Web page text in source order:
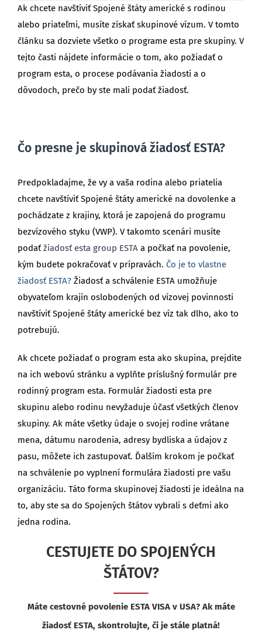
Ak chcete navštíviť Spojené štáty americké s rodinou
alebo priateľmi, musíte získať skupinové vízum. V tomto
článku sa dozviete všetko o programe esta pre skupiny. V
tejto časti nájdete informácie o tom, ako požiadať o
program esta, o procese podávania žiadostí a o
dôvodoch, prečo by ste mali podať žiadosť.
Čo presne je skupinová žiadosť ESTA?
Predpokladajme, že vy a vaša rodina alebo priatelia
chcete navštíviť Spojené štáty americké na dovolenke a
pochádzate z krajiny, ktorá je zapojená do programu
bezvízového styku (VWP). V takomto scenári musíte
podaťžiadosť esta group ESTAa počkať na povolenie,
kým budete pokračovať v prípravách. Čo je to vlastne
žiadosť ESTA?Žiadosť a schválenie ESTA umožňuje
obyvateľom krajín oslobodených od vízovej povinnosti
navštíviť Spojené štáty americké bez víz tak dlho, ako to
potrebujú.
Ak chcete požiadať o program esta ako skupina, prejdite
na ich webovú stránku a vyplňte príslušný formulár pre
rodinný program esta. Formulár žiadosti esta pre
skupinu alebo rodinu nevyžaduje účasť všetkých členov
skupiny. Ak máte všetky údaje o svojej rodine vrátane
mena, dátumu narodenia, adresy bydliska a údajov z
pasu, môžete ich zastupovať. Ďalším krokom je počkať
na schválenie po vyplnení formulára žiadosti pre vašu
organizáciu. Táto forma skupinovej žiadosti je ideálna na
to, aby ste sa do Spojených štátov vybrali s deťmi ako
jedna rodina.
CESTUJETE DO SPOJENÝCH
ŠTÁTOV?
Máte cestovné povolenie ESTA VISA v USA? Ak máte
žiadosť ESTA, skontrolujte, či je stále platná!